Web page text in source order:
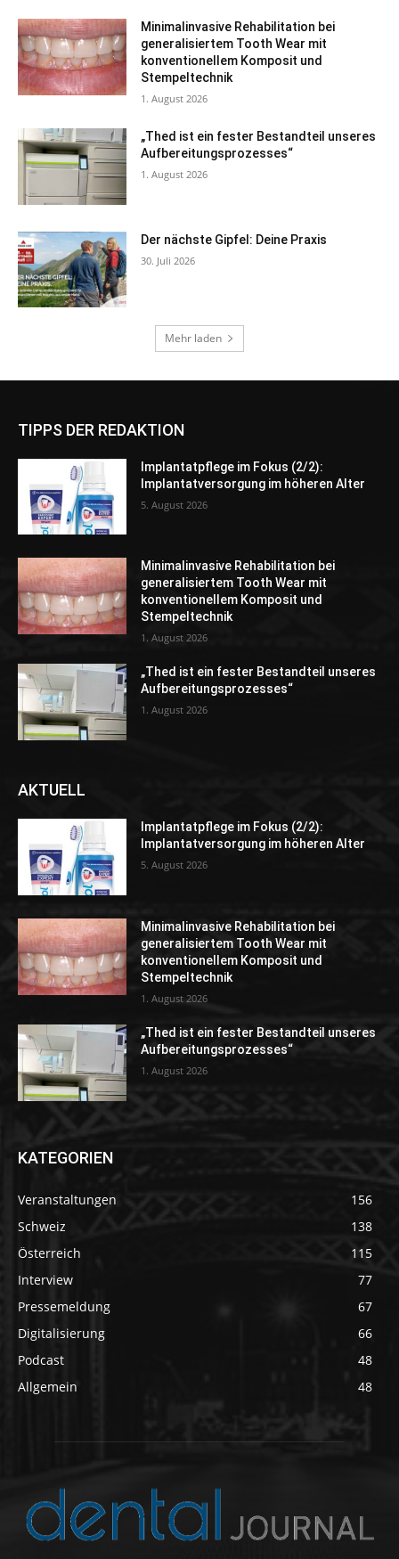
TIPPS DER REDAKTION
Implantatpflege im Fokus (2/2):
Implantatversorgung im höheren Alter
5. August 2026
Minimalinvasive Rehabilitation bei
generalisiertem Tooth Wear mit
konventionellem Komposit und
Stempeltechnik
1. August 2026
„Thed ist ein fester Bestandteil unseres
Aufbereitungsprozesses“
1. August 2026
AKTUELL
Implantatpflege im Fokus (2/2):
Implantatversorgung im höheren Alter
5. August 2026
Minimalinvasive Rehabilitation bei
generalisiertem Tooth Wear mit
konventionellem Komposit und
Stempeltechnik
1. August 2026
„Thed ist ein fester Bestandteil unseres
Aufbereitungsprozesses“
1. August 2026
KATEGORIEN
Veranstaltungen
156
Schweiz
138
Österreich
115
Interview
77
Pressemeldung
67
Digitalisierung
66
Podcast
48
Allgemein
48